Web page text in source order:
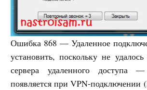
Ошибка 868 — Удаленное
установить, поскольку не
сервера удаленного доступа
появляется при VPN-подключении